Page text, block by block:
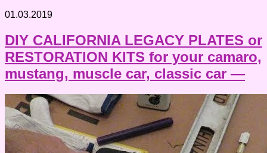
01.03.2019
DIY CALIFORNIA LEGACY PLATES or
RESTORATION KITS for your camaro,
mustang, muscle car, classic car —